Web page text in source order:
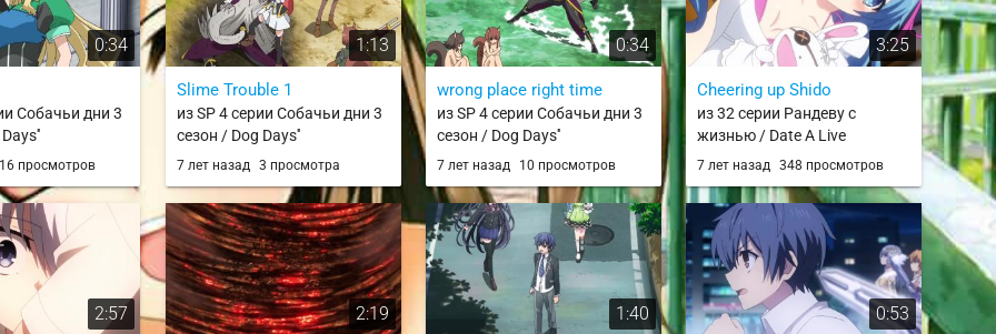
0:34
Собачьи дни 3
16 просмотров
1:13
Slime Trouble 1
из SP 4 серии Собачьи дни 3
сезон / Dog Days''
7 лет назад 3 просмотра
0:34
wrong place right time
из SP 4 серии Собачьи дни 3
сезон / Dog Days''
7 лет назад 10 просмотров
3:25
Cheering up Shido
из 32 серии Рандеву с
жизнью / Date A Live
7 лет назад 348 просмотров
2:57 2:19 1:40 0:53